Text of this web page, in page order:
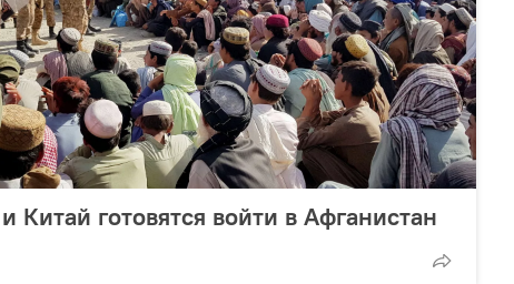
Китай готовятся войти в Афганистан